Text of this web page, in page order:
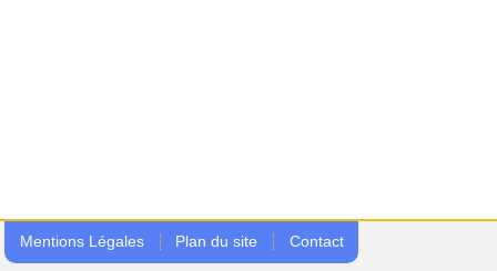
Mentions Légales Plan du site Contact